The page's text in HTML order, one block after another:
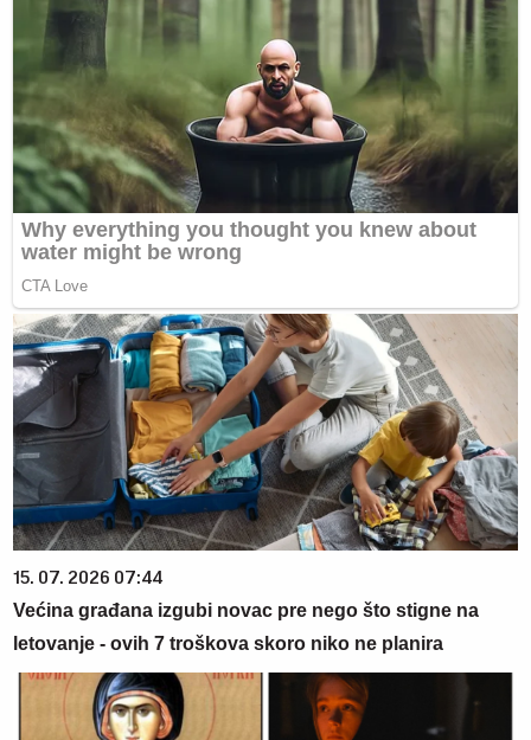
15. 07. 2026 07:44
Većina građana izgubi novac pre nego što stigne na
letovanje - ovih 7 troškova skoro niko ne planira